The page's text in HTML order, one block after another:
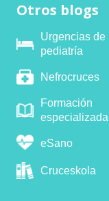
Otros blogs
Urgencias de
pediatría
Nefrocruces
Formación
especializada
eSano
Cruceskola